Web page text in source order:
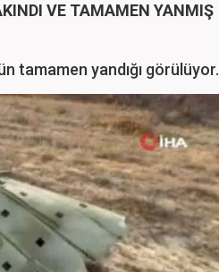
VE TAMAMEN YANMIŞ
tamamen yandığı görülüyor.